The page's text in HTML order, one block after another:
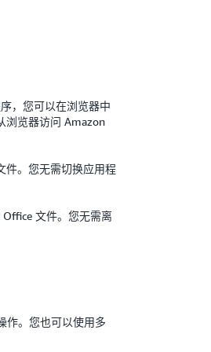
，您可以在浏览器中
浏览器访问 Amazon
件。您无需切换应用程
文件。您无需离
作。您也可以使用多